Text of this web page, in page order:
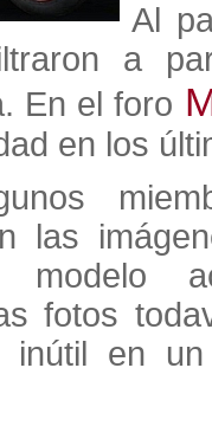
Al
a
En el foro
en los
las
modelo
fotos
inútil en